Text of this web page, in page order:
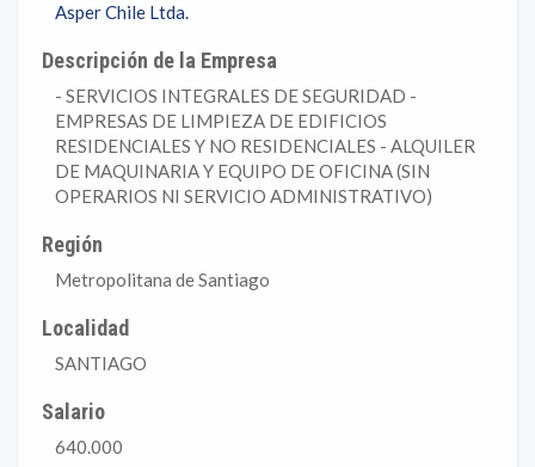
Asper Chile Ltda.
Descripción de la Empresa
- SERVICIOS INTEGRALES DE SEGURIDAD -
EMPRESAS DE LIMPIEZA DE EDIFICIOS
RESIDENCIALES Y NO RESIDENCIALES - ALQUILER
DE MAQUINARIA Y EQUIPO DE OFICINA (SIN
OPERARIOS NI SERVICIO ADMINISTRATIVO)
Región
Metropolitana de Santiago
Localidad
SANTIAGO
Salario
640.000